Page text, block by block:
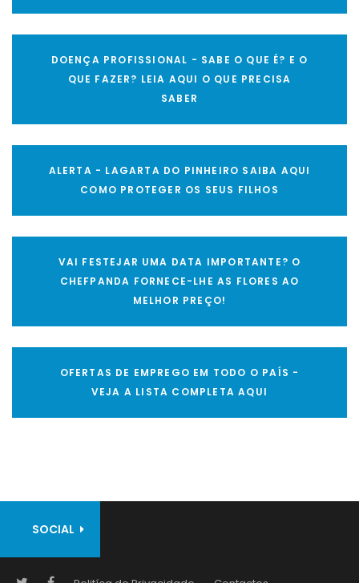
DOENÇA PROFISSIONAL - SABE O QUE É? E O
QUE FAZER? LEIA AQUI O QUE PRECISA
SABER
ALERTA - LAGARTA DO PINHEIRO SAIBA AQUI
COMO PROTEGER OS SEUS FILHOS
VAI FESTEJAR UMA DATA IMPORTANTE? O
CHEFPANDA FORNECE-LHE AS FLORES AO
MELHOR PREÇO!
OFERTAS DE EMPREGO EM TODO O PAÍS -
VEJA A LISTA COMPLETA AQUI
SOCIAL